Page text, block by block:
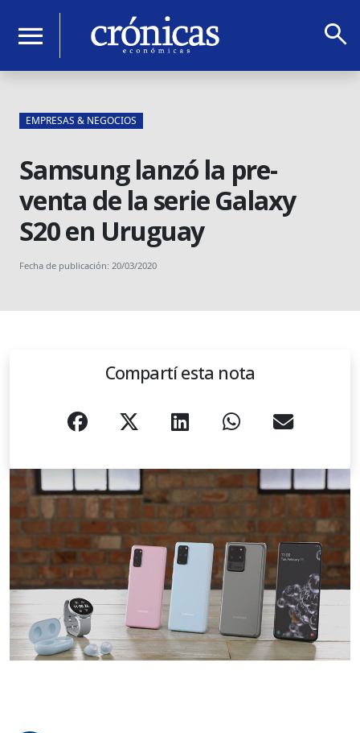
menu search
EMPRESAS & NEGOCIOS
Samsung lanzó la pre-
venta de la serie Galaxy
S20 en Uruguay
Fecha de publicación: 20/03/2020
Compartí esta nota